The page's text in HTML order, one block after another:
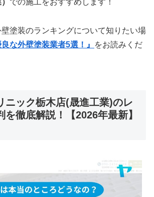
塗装のランキングについて知りたい場
良な外壁塗装業者5選！』
をお読みくだ
ニック栃木店(晟進工業)のレ
を徹底解説！【2026年最新】